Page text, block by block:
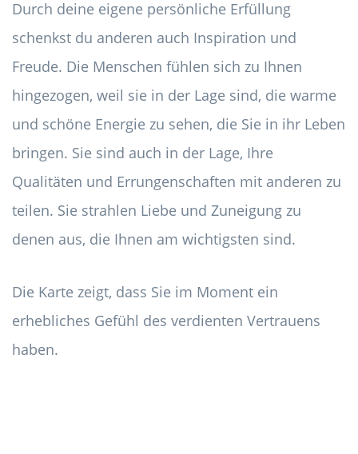
Durch deine eigene persönliche Erfüllung
schenkst du anderen auch Inspiration und
Freude. Die Menschen fühlen sich zu Ihnen
hingezogen, weil sie in der Lage sind, die warme
und schöne Energie zu sehen, die Sie in ihr Leben
bringen. Sie sind auch in der Lage, Ihre
Qualitäten und Errungenschaften mit anderen zu
teilen. Sie strahlen Liebe und Zuneigung zu
denen aus, die Ihnen am wichtigsten sind.
Die Karte zeigt, dass Sie im Moment ein
erhebliches Gefühl des verdienten Vertrauens
haben.